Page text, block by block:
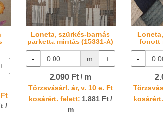
+
Ft
/
Loneta, szürkés-barnás
parketta mintás (15331-A)
- m +
2.090 Ft / m
Törzsvásárl. ár, v. 10 e. Ft
kosárért. felett: 1.881 Ft /
m
fonott
-